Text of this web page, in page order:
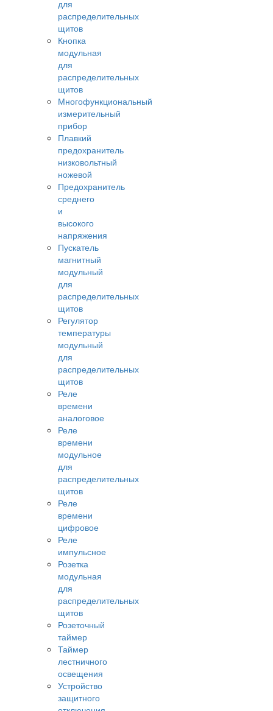
для
распределительных
щитов
Кнопка
модульная
для
распределительных
щитов
Многофункциональный
измерительный
прибор
Плавкий
предохранитель
низковольтный
ножевой
Предохранитель
среднего
и
высокого
напряжения
Пускатель
магнитный
модульный
для
распределительных
щитов
Регулятор
температуры
модульный
для
распределительных
щитов
Реле
времени
аналоговое
Реле
времени
модульное
для
распределительных
щитов
Реле
времени
цифровое
Реле
импульсное
Розетка
модульная
для
распределительных
щитов
Розеточный
таймер
Таймер
лестничного
освещения
Устройство
защитного